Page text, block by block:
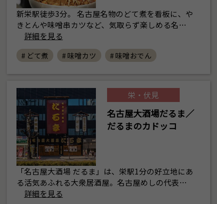
新栄駅徒歩3分。 名古屋名物のどて煮を看板に、や
きとんや味噌串カツなど、気取らず楽しめる名…
詳細を見る
# どて煮 # 味噌カツ # 味噌おでん
栄・伏見
名古屋大酒場だるま／
だるまのカドッコ
「名古屋大酒場 だるま」は、栄駅1分の好立地にあ
る活気あふれる大衆居酒屋。名古屋めしの代表…
詳細を見る